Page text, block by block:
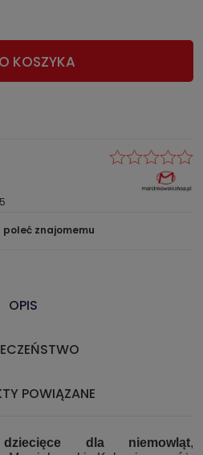
KOSZYKA
poleć znajomemu
OPIS
POWIĄZANE
dla niemowląt,